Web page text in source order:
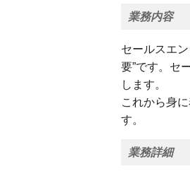
業務内容
セールスエ
要”です。セ
します。
これから身
す。
業務詳細